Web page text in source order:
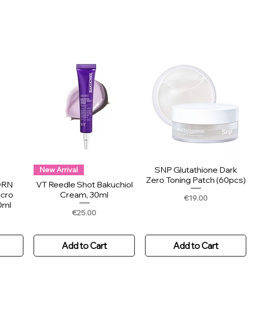
New Arrival
VT Reedle Shot Bakuchiol
Cream, 30ml
Price
€25.00
Add to Cart
SNP Glutathione Dark
Zero Toning Patch (60pcs)
Price
€19.00
Add to Cart